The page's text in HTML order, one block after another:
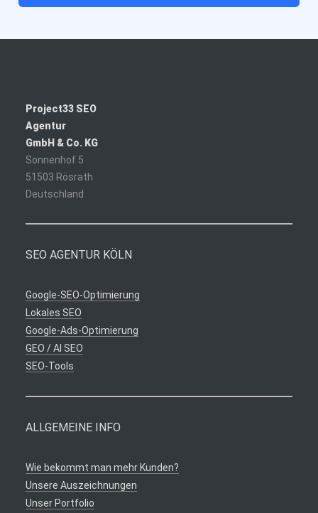
Project33 SEO
Agentur
GmbH & Co. KG
Sonnenhof 5
51503 Rösrath
Deutschland
SEO AGENTUR KÖLN
Google-SEO-Optimierung
Lokales SEO
Google-Ads-Optimierung
GEO / AI SEO
SEO-Tools
ALLGEMEINE INFO
Wie bekommt man mehr Kunden?
Unsere Auszeichnungen
Unser Portfolio